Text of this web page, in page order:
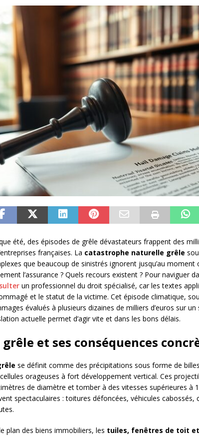
été, des épisodes de grêle dévastateurs frappent des
françaises. La catastrophe naturelle grêle
que beaucoup de sinistrés ignorent jusqu’au
l’assurance ? Quels recours existent ? Pour naviguer
un professionnel du droit spécialisé, car les textes
et le statut de la victime. Cet épisode climatique,
évalués à plusieurs dizaines de milliers d’euros sur
actuelle permet d’agir vite et dans les bons délais.
grêle et ses conséquences
se définit comme des précipitations sous forme de
orageuses à fort développement vertical. Ces
de diamètre et tomber à des vitesses supérieures à
spectaculaires : toitures défoncées, véhicules cabossés,
plan des biens immobiliers, les tuiles, fenêtres de toit